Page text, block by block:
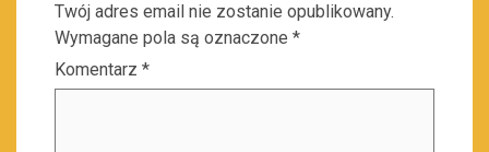
Twój adres email nie zostanie opublikowany.
Wymagane pola są oznaczone *
Komentarz *